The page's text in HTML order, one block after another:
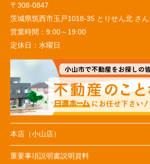
〒308-0847
茨城県筑西市玉戸1018-35 とりせん北 さ
営業時間： 9:00～19:00
定休日： 水曜日
本店（小山店）
重要事項説明書説明資料